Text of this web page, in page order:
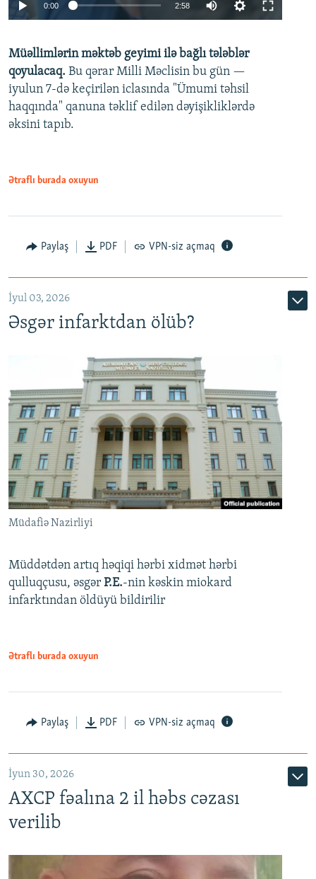
Auto 240p 360p 480p
720p 1080p
0:00 2:58
360p
480p
720p
Müəllimlərin məktəb geyimi ilə bağlı tələblər
qoyulacaq. Bu qərar Milli Məclisin bu gün —
iyulun 7-də keçirilən iclasında "Ümumi təhsil
haqqında" qanuna təklif edilən dəyişikliklərdə
əksini tapıb.
Ətraflı burada oxuyun
Paylaş PDF VPN-siz açmaq
İyul 03, 2026
Əsgər infarktdan ölüb?
Müdafiə Nazirliyi
Müddətdən artıq həqiqi hərbi xidmət hərbi
qulluqçusu, əsgər P.E.-nin kəskin miokard
infarktından öldüyü bildirilir
Ətraflı burada oxuyun
Paylaş PDF VPN-siz açmaq
İyun 30, 2026
AXCP fəalına 2 il həbs cəzası
verilib